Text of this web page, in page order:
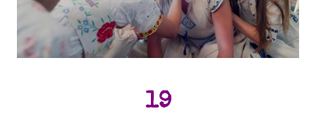
19